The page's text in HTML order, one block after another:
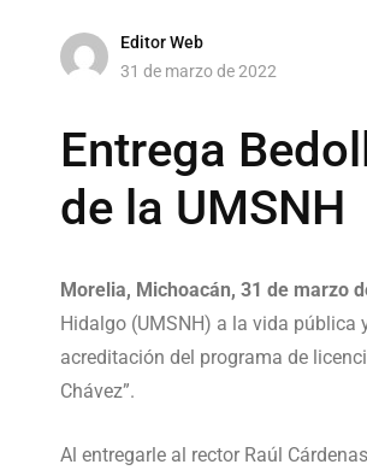
Editor Web
31 de marzo de 2022
Entrega
de la UMSNH
Morelia, Michoacán, 31 de marzo
Hidalgo (UMSNH) a la vida pública
acreditación del programa de
Chávez”.
Al entregarle al rector Raúl